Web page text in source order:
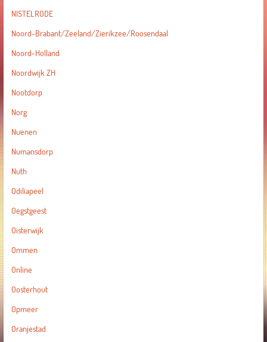
NISTELRODE
Noord-Brabant/Zeeland/Zierikzee/Roosendaal
Noord-Holland
Noordwijk ZH
Nootdorp
Norg
Nuenen
Numansdorp
Nuth
Odiliapeel
Oegstgeest
Oisterwijk
Ommen
Online
Oosterhout
Opmeer
Oranjestad